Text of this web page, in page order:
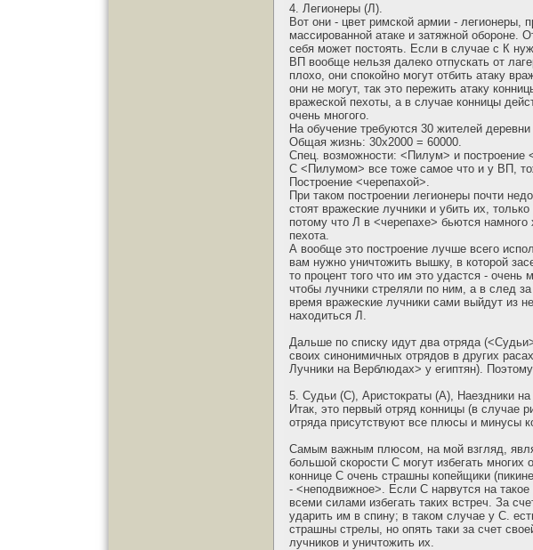
4. Легионеры (Л).
Вот они - цвет римской армии - легионеры,
массированной атаке и затяжной обороне.
себя может постоять. Если в случае с К
ВП вообще нельзя далеко отпускать от
плохо, они спокойно могут отбить атаку
они не могут, так это пережить атаку
вражеской пехоты, а в случае конницы
очень многого.
На обучение требуются 30 жителей
Общая жизнь: 30х2000 = 60000.
Спец. возможности: <Пилум> и построение
С <Пилумом> все тоже самое что и у ВП,
Построение <черепахой>.
При таком построении легионеры почти
стоят вражеские лучники и убить их,
потому что Л в <черепахе> бьются
пехота.
А вообще это построение лучше всего
вам нужно уничтожить вышку, в которой
то процент того что им это удастся -
чтобы лучники стреляли по ним, а в след
время вражеские лучники сами выйдут из
находиться Л.
Дальше по списку идут два отряда
своих синонимичных отрядов в других
Лучники на Верблюдах> у египтян).
5. Судьи (С), Аристократы (А), Наездники
Итак, это первый отряд конницы (в случае
отряда присутствуют все плюсы и минусы
Самым важным плюсом, на мой взгляд,
большой скорости С могут избегать
коннице С очень страшны копейщики
- <неподвижное>. Если С нарвутся на
всеми силами избегать таких встреч. За
ударить им в спину; в таком случае у С.
страшны стрелы, но опять таки за счет
лучников и уничтожить их.